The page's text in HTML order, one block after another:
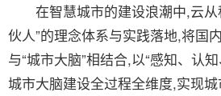
在智慧城市的建设浪潮中,云从
伙人”的理念体系与实践落地,将国
与“城市大脑”相结合,以“感知、认
城市大脑建设全过程全维度,实现